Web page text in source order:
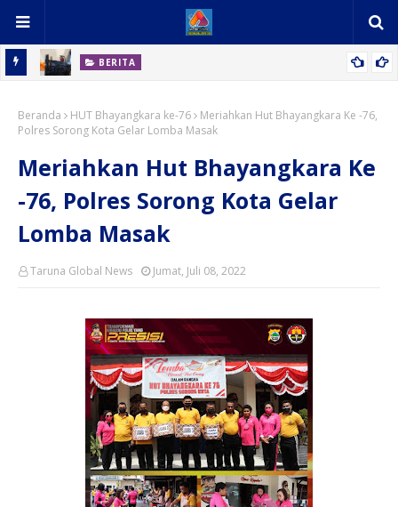
BERITA
Morawa Polresta Deli Serdang
Beranda HUT Bhayangkara ke-76
Meriahkan Hut Bhayangkara Ke -76,
Polres Sorong Kota Gelar Lomba Masak
Meriahkan Hut Bhayangkara Ke
-76, Polres Sorong Kota Gelar
Lomba Masak
Taruna Global News Jumat, Juli 08, 2022